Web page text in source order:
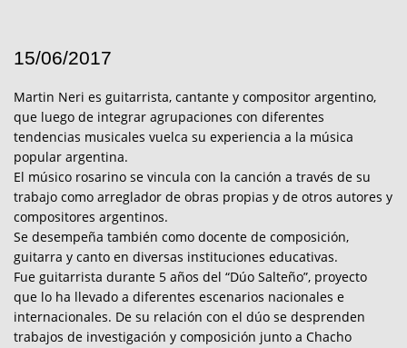
15/06/2017
Martin Neri es guitarrista, cantante y compositor argentino,
que luego de integrar agrupaciones con diferentes
tendencias musicales vuelca su experiencia a la música
popular argentina.
El músico rosarino se vincula con la canción a través de su
trabajo como arreglador de obras propias y de otros autores y
compositores argentinos.
Se desempeña también como docente de composición,
guitarra y canto en diversas instituciones educativas.
Fue guitarrista durante 5 años del “Dúo Salteño”, proyecto
que lo ha llevado a diferentes escenarios nacionales e
internacionales. De su relación con el dúo se desprenden
trabajos de investigación y composición junto a Chacho